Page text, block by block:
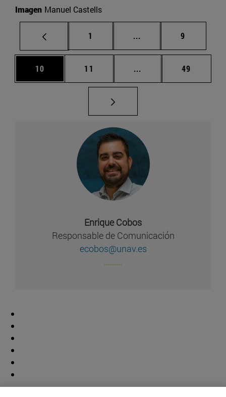
Imagen Manuel Castells
Página
1 ... Páginas intermedias
Página
9
Página
10 Página
11 ... Páginas intermedias
Página
49
Enrique Cobos
Responsable de Comunicación
ecobos@unav.es
.........